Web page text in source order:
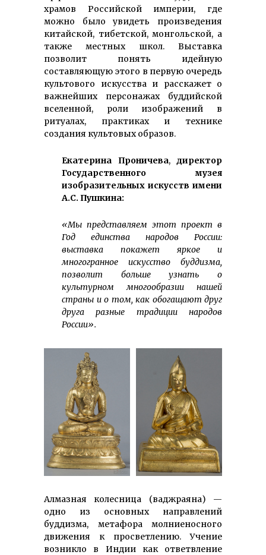
храмов Российской империи, где
можно было увидеть произведения
китайской, тибетской, монгольской, а
также местных школ. Выставка
позволит понять идейную
составляющую этого в первую очередь
культового искусства и расскажет о
важнейших персонажах буддийской
вселенной, роли изображений в
ритуалах, практиках и технике
создания культовых образов.
Екатерина Проничева, директор
Государственного музея
изобразительных искусств имени
А.С. Пушкина:
«Мы представляем этот проект в
Год единства народов России:
выставка покажет яркое и
многогранное искусство буддизма,
позволит больше узнать о
культурном многообразии нашей
страны и о том, как обогащают друг
друга разные традиции народов
России».
Алмазная колесница (ваджраяна) —
одно из основных направлений
буддизма, метафора молниеносного
движения к просветлению. Учение
возникло в Индии как ответвление